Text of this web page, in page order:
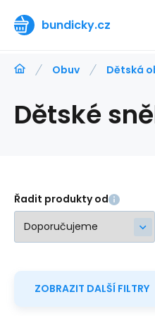
bundicky.cz
Obuv Dětská
Dětské
Řadit produkty od
ZOBRAZIT DALŠÍ FILTRY